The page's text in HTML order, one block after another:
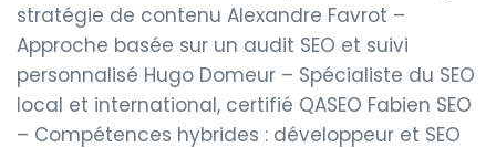
stratégie de contenu Alexandre Favrot –
Approche basée sur un audit SEO et suivi
personnalisé Hugo Domeur – Spécialiste du SEO
local et international, certifié QASEO Fabien SEO
– Compétences hybrides : développeur et SEO